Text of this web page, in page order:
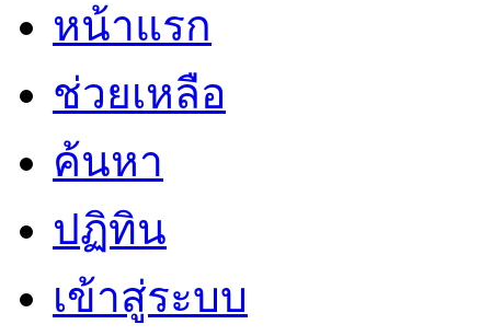
หน้าแรก
ช่วยเหลือ
ค้นหา
ปฏิทิน
เข้าสู่ระบบ